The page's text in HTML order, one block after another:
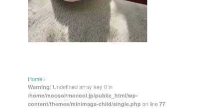
Home ›
Warning: Undefined array key 0 in
/home/mocool/mocool.jp/public_html/wp-
content/themes/minimaga-child/single.php on line 77